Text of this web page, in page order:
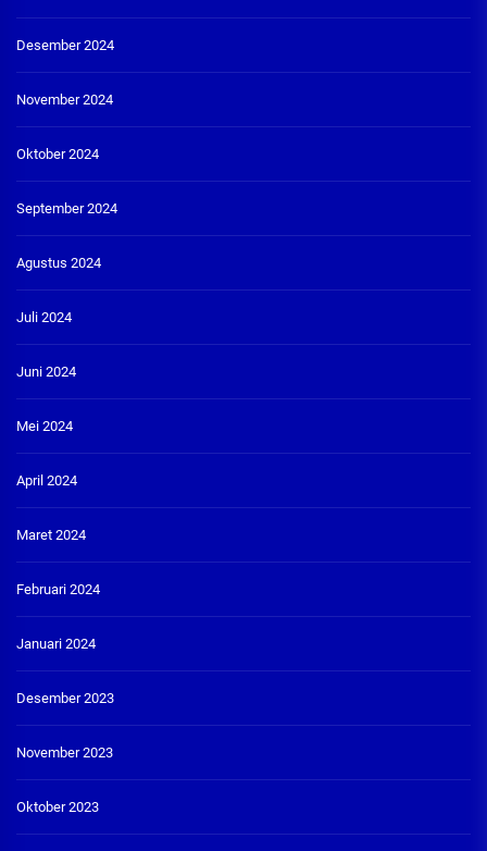
Desember 2024
November 2024
Oktober 2024
September 2024
Agustus 2024
Juli 2024
Juni 2024
Mei 2024
April 2024
Maret 2024
Februari 2024
Januari 2024
Desember 2023
November 2023
Oktober 2023